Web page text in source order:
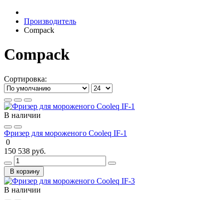
Производитель
Compack
Compack
Сортировка:
В наличии
Фризер для мороженого Cooleq IF-1
0
150 538 руб.
В корзину
В наличии